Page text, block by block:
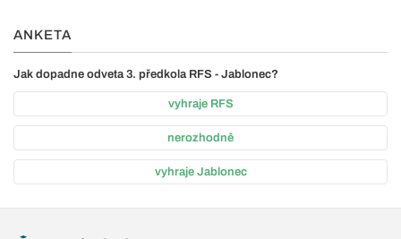
ANKETA
Jak dopadne odveta 3. předkola RFS - Jablonec?
vyhraje RFS
nerozhodně
vyhraje Jablonec